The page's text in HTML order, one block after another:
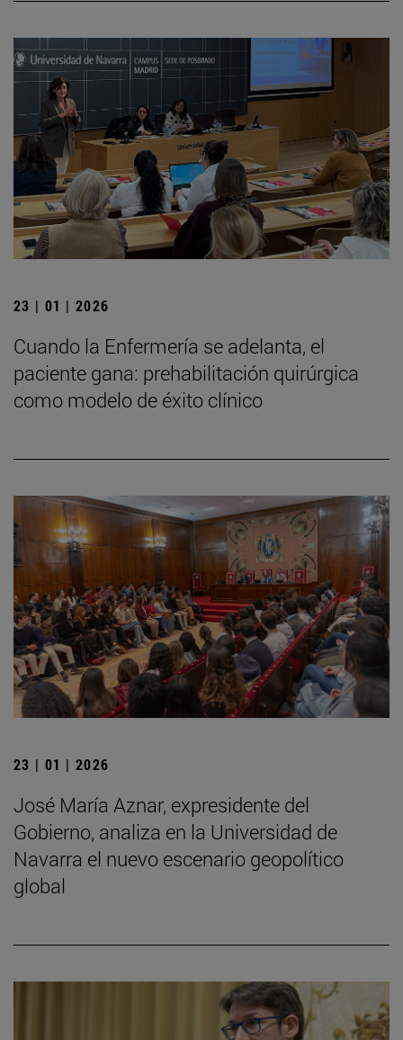
23 | 01 | 2026
Cuando la Enfermería se adelanta, el
paciente gana: prehabilitación quirúrgica
como modelo de éxito clínico
23 | 01 | 2026
José María Aznar, expresidente del
Gobierno, analiza en la Universidad de
Navarra el nuevo escenario geopolítico
global